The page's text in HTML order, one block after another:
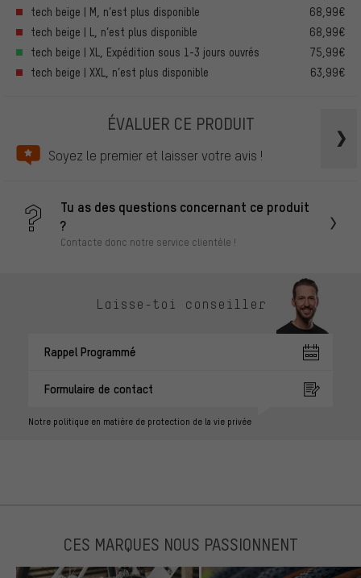
tech beige | M, n’est plus disponible
68,99€
tech beige | L, n’est plus disponible
68,99€
tech beige | XL, Expédition sous 1-3 jours ouvrés
75,99€
tech beige | XXL, n’est plus disponible
63,99€
ÉVALUER CE PRODUIT
Soyez le premier et laisser votre avis !
Tu as des questions concernant ce produit
?
Contacte donc notre service clientèle !
Laisse-toi conseiller
Rappel Programmé
Formulaire de contact
Notre politique en matière de protection de la vie privée
CES MARQUES NOUS PASSIONNENT